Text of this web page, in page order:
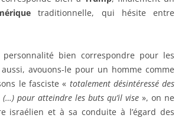
traditionnelle, qui hésite entre
bien correspondre pour les
avouons-le pour un homme comme
le fasciste « totalement désintéressé des
pour atteindre les buts qu’il vise», on ne
israélien et à sa conduite à l’égard des